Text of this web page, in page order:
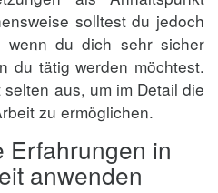
solltest du jedoch
du dich sehr sicher
du tätig werden möchtest.
aus, um im Detail die
zu ermöglichen.
Erfahrungen in
anwenden